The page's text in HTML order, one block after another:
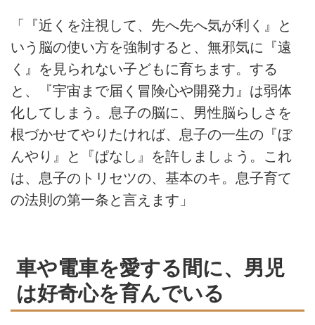
「『近くを注視して、先へ先へ気が利く』と
いう脳の使い方を強制すると、無邪気に『遠
く』を見られない子どもに育ちます。する
と、『宇宙まで届く冒険心や開発力』は弱体
化してしまう。息子の脳に、男性脳らしさを
根づかせてやりたければ、息子の一生の『ぼ
んやり』と『ぱなし』を許しましょう。これ
は、息子のトリセツの、基本のキ。息子育て
の法則の第一条と言えます」
車や電車を愛する間に、男児
は好奇心を育んでいる